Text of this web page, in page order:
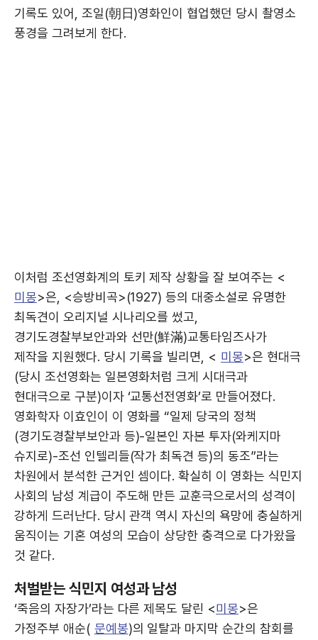
기록도 있어, 조일(朝日)영화인이 협업했던 당시 촬영소
풍경을 그려보게 한다.
이처럼 조선영화계의 토키 제작 상황을 잘 보여주는 <
미몽>은, <승방비곡>(1927) 등의 대중소설로 유명한
최독견이 오리지널 시나리오를 썼고,
경기도경찰부보안과와 선만(鮮滿)교통타임즈사가
제작을 지원했다. 당시 기록을 빌리면, < 미몽>은 현대극
(당시 조선영화는 일본영화처럼 크게 시대극과
현대극으로 구분)이자 ‘교통선전영화’로 만들어졌다.
영화학자 이효인이 이 영화를 “일제 당국의 정책
(경기도경찰부보안과 등)-일본인 자본 투자(와케지마
슈지로)-조선 인텔리들(작가 최독견 등)의 동조”라는
차원에서 분석한 근거인 셈이다. 확실히 이 영화는 식민지
사회의 남성 계급이 주도해 만든 교훈극으로서의 성격이
강하게 드러난다. 당시 관객 역시 자신의 욕망에 충실하게
움직이는 기혼 여성의 모습이 상당한 충격으로 다가왔을
것 같다.
처벌받는 식민지 여성과 남성
‘죽음의 자장가’라는 다른 제목도 달린 <미몽>은
가정주부 애순( 문예봉)의 일탈과 마지막 순간의 참회를